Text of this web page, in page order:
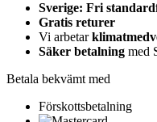
Sverige: Fri
Gratis returer
Vi arbetar
Säker betalning med
Betala bekvämt med
Förskottsbetalning